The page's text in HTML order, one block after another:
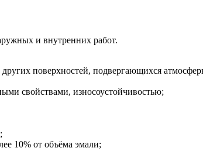
и внутренних работ.
других поверхностей, подвергающихся
свойствами, износоустойчивостью;
10% от объёма эмали;